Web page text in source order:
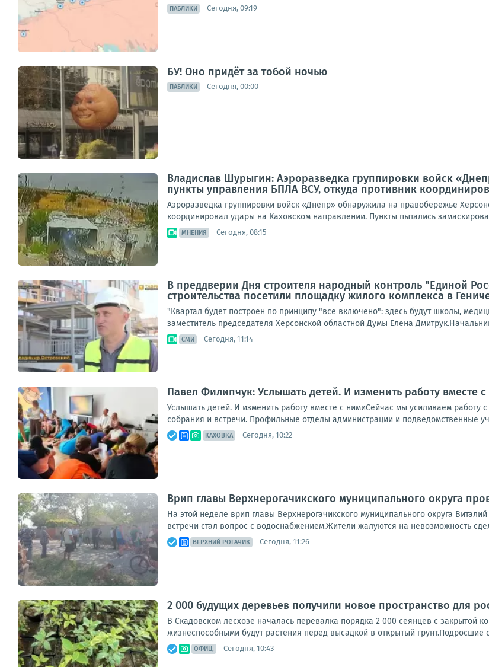
ПАБЛИКИ Сегодня, 09:19
БУ! Оно придёт за тобой ночью
ПАБЛИКИ Сегодня, 00:00
Владислав Шурыгин: Аэроразведка группировки войск
пункты управления БПЛА ВСУ, откуда противник
Аэроразведка группировки войск «Днепр» обнаружила на правобережье
координировал удары на Каховском направлении. Пункты пытались
МНЕНИЯ Сегодня, 08:15
В преддверии Дня строителя народный контроль "Единой
строительства посетили площадку жилого комплекса в
"Квартал будет построен по принципу "все включено": здесь будут школы,
заместитель председателя Херсонской областной Думы Елена
СМИ Сегодня, 11:14
Павел Филипчук: Услышать детей. И изменить работу вместе
Услышать детей. И изменить работу вместе с нимиСейчас мы усиливаем
собрания и встречи. Профильные отделы администрации и подведомственные
КАХОВКА Сегодня, 10:22
Врип главы Верхнерогачикского муниципального округа
На этой неделе врип главы Верхнерогачикского муниципального округа
встречи стал вопрос с водоснабжением.Жители жалуются на невозможность
ВЕРХНИЙ РОГАЧИК Сегодня, 11:26
2 000 будущих деревьев получили новое пространство для
В Скадовском лесхозе началась перевалка порядка 2 000 сеянцев с закрытой
жизнеспособными будут растения перед высадкой в открытый грунт.Подросшие
ОФИЦ. Сегодня, 10:43